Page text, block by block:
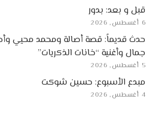
قبل و بعد: بدور
6 أغسطس, 2026
حدث قديماً: قصة أصالة ومحمد محيي
جمال وأغنية “خانات الذكريات”
5 أغسطس, 2026
مبدع الأسبوع: حسين شوكت
4 أغسطس, 2026